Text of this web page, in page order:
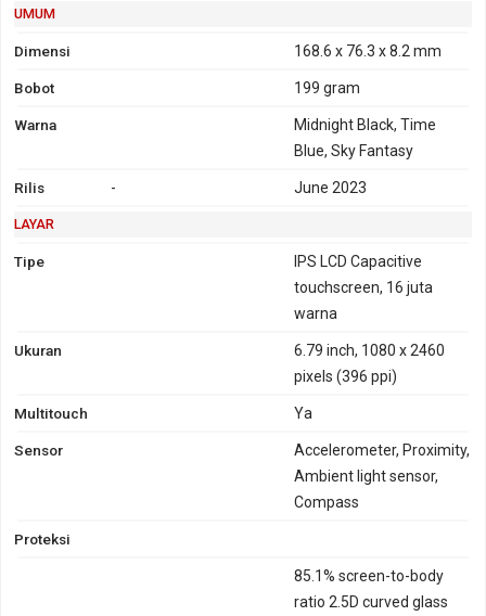
3G
2100 CDMA2000
UMUM
Dimensi 168.6 x 76.3 x 8.2 mm
Bobot 199 gram
Warna
Midnight Black, Time
Blue, Sky Fantasy
Rilis - June 2023
LAYAR
Tipe
IPS LCD Capacitive
touchscreen, 16 juta
warna
Ukuran
6.79 inch, 1080 x 2460
pixels (396 ppi)
Multitouch Ya
Sensor
Accelerometer, Proximity,
Ambient light sensor,
Compass
Proteksi
85.1% screen-to-body
ratio 2.5D curved glass